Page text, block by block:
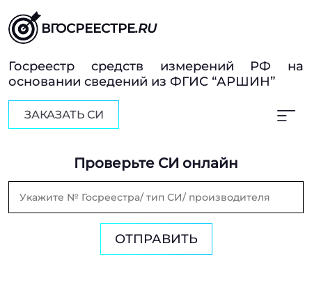
ВГОСРЕЕСТРЕ.RU
Госреестр средств измерений РФ на
основании сведений из ФГИС “АРШИН”
ЗАКАЗАТЬ СИ
Проверьте СИ онлайн
ОТПРАВИТЬ